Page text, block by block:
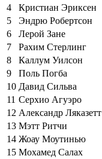
4
Кристиан Эриксен
5
Эндрю Робертсон
6
Лерой Зане
7
Рахим Стерлинг
8
Каллум Уилсон
9
Поль Погба
10 Давид Сильва
11 Серхио Агуэро
12 Александр Ляказетт
13 Мэтт Ритчи
14 Жоау Моутинью
15 Мохамед Салах